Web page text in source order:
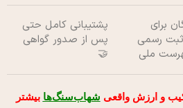
برای
ثبت رسمی
ملی
پشتیبانی کامل حتی
پس از صدور گواهی
🤝
و ارزش واقعی شهاب‌سنگ‌ها بیشتر